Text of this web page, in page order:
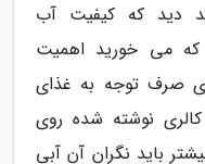
دید که کیفیت آب
که می خورید اهمیت
صرف توجه به غذای
کالری نوشته شده روی
باید نگران آن آبی